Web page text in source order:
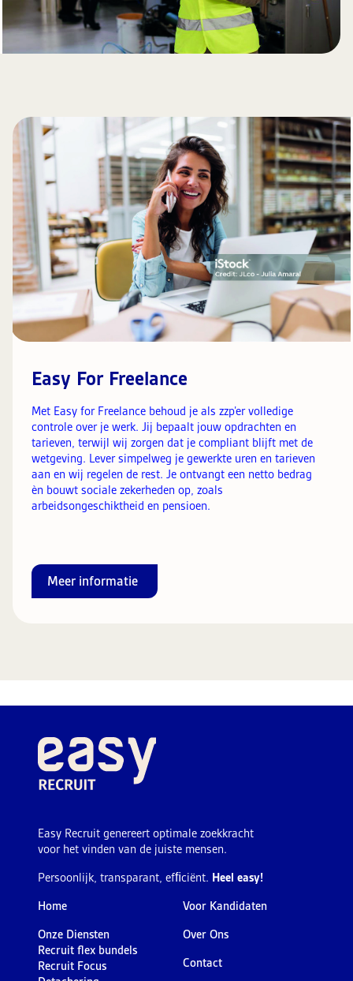
Easy For Freelance
Met Easy for Freelance behoud je als zzp’er volledige
controle over je werk. Jij bepaalt jouw opdrachten en
tarieven, terwijl wij zorgen dat je compliant blijft met de
wetgeving. Lever simpelweg je gewerkte uren en tarieven
aan en wij regelen de rest. Je ontvangt een netto bedrag
èn bouwt sociale zekerheden op, zoals
arbeidsongeschiktheid en pensioen.
Meer informatie
Easy Recruit genereert optimale zoekkracht
voor het vinden van de juiste mensen.
Persoonlijk, transparant, efﬁciënt. Heel easy!
Home
Onze Diensten
Recruit flex bundels
Recruit Focus
Voor Kandidaten
Over Ons
Contact